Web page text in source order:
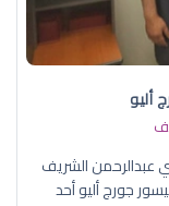
أليو
عبدالرحمن الشريف
جورج أليو أحد